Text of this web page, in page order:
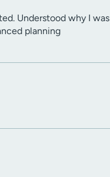
Understood why I
planning